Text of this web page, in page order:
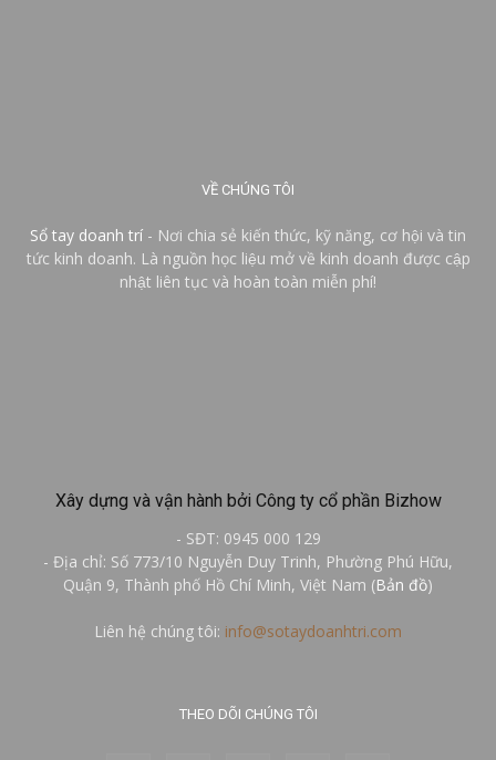
VỀ CHÚNG TÔI
Sổ tay doanh trí - Nơi chia sẻ kiến thức, kỹ năng, cơ hội và tin
tức kinh doanh. Là nguồn học liệu mở về kinh doanh được cập
nhật liên tục và hoàn toàn miễn phí!
Xây dựng và vận hành bởi Công ty cổ phần Bizhow
- SĐT: 0945 000 129
- Địa chỉ: Số 773/10 Nguyễn Duy Trinh, Phường Phú Hữu,
Quận 9, Thành phố Hồ Chí Minh, Việt Nam (Bản đồ)
Liên hệ chúng tôi: info@sotaydoanhtri.com
THEO DÕI CHÚNG TÔI